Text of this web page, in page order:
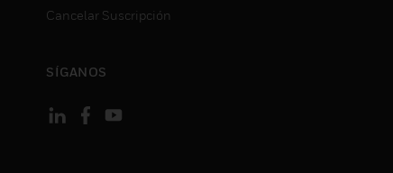
Cancelar Suscripción
SÍGANOS